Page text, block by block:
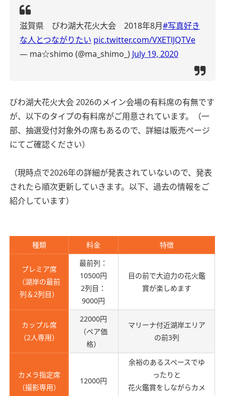
滋賀県 びわ湖大花火大会 2018年8月#写真好き
な人とつながりたい pic.twitter.com/VXETlJQTVe
— ma☆shimo (@ma_shimo_) July 19, 2020
びわ湖大花火大会 2026のメイン会場の有料席の有無です
が、以下のタイプの有料席がご用意されています。（一
部、抽選受付対象外の席もあるので、詳細は販売ページ
にてご確認ください）
（現時点で2026年の詳細が発表されていないので、発表
されたら順次更新していきます。以下、過去の情報をご
紹介しています）
種類 料金 特徴
プレミア席
（湖岸の最前
列＆2列目）
最前列：
10500円
2列目：
9000円
目の前で大迫力の花火鑑
賞が楽しめます
カップル席
（2人専用）
22000円
（ペア価
格）
マリーナ付近湖岸エリア
の前3列
カメラ指定席
（撮影専用）
12000円
余裕のあるスペースでゆ
ったりと
花火鑑賞をしながらカメ